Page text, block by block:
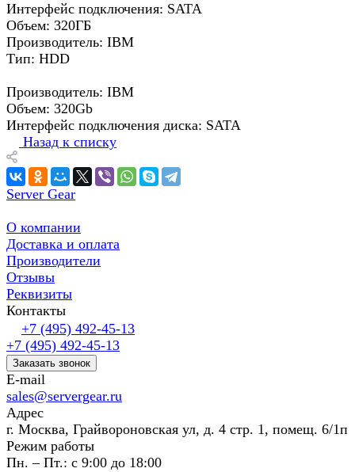
Интерфейс подключения: SATA
Объем: 320ГБ
Производитель: IBM
Тип: HDD
Производитель: IBM
Объем: 320Gb
Интерфейс подключения диска: SATA
Назад к списку
Server Gear
О компании
Доставка и оплата
Производители
Отзывы
Реквизиты
Контакты
+7 (495) 492-45-13
+7 (495) 492-45-13
Заказать звонок
E-mail
sales@servergear.ru
Адрес
г. Москва, Грайвороновская ул, д. 4 стр. 1, помещ. 6/1п
Режим работы
Пн. – Пт.: с 9:00 до 18:00